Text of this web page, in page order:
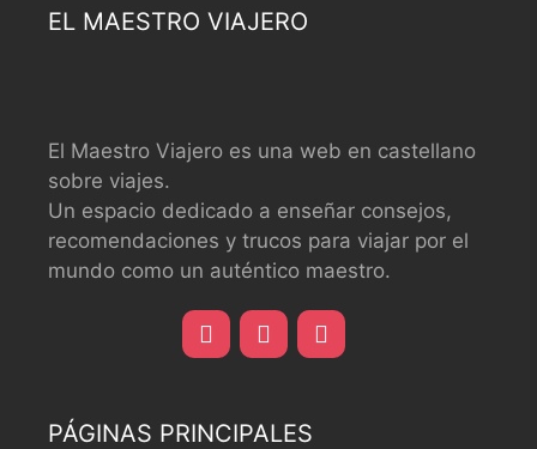
EL MAESTRO VIAJERO
El Maestro Viajero es una web en castellano
sobre viajes.
Un espacio dedicado a enseñar consejos,
recomendaciones y trucos para viajar por el
mundo como un auténtico maestro.
PÁGINAS PRINCIPALES